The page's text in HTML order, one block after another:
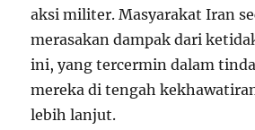
aksi militer. Masyarakat Iran
merasakan dampak dari
ini, yang tercermin dalam
mereka di tengah
lebih lanjut.